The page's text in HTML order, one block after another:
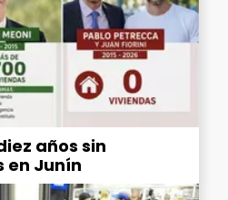
años sin
en Junín